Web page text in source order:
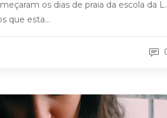
os dias de praia da escola da L.
que esta…